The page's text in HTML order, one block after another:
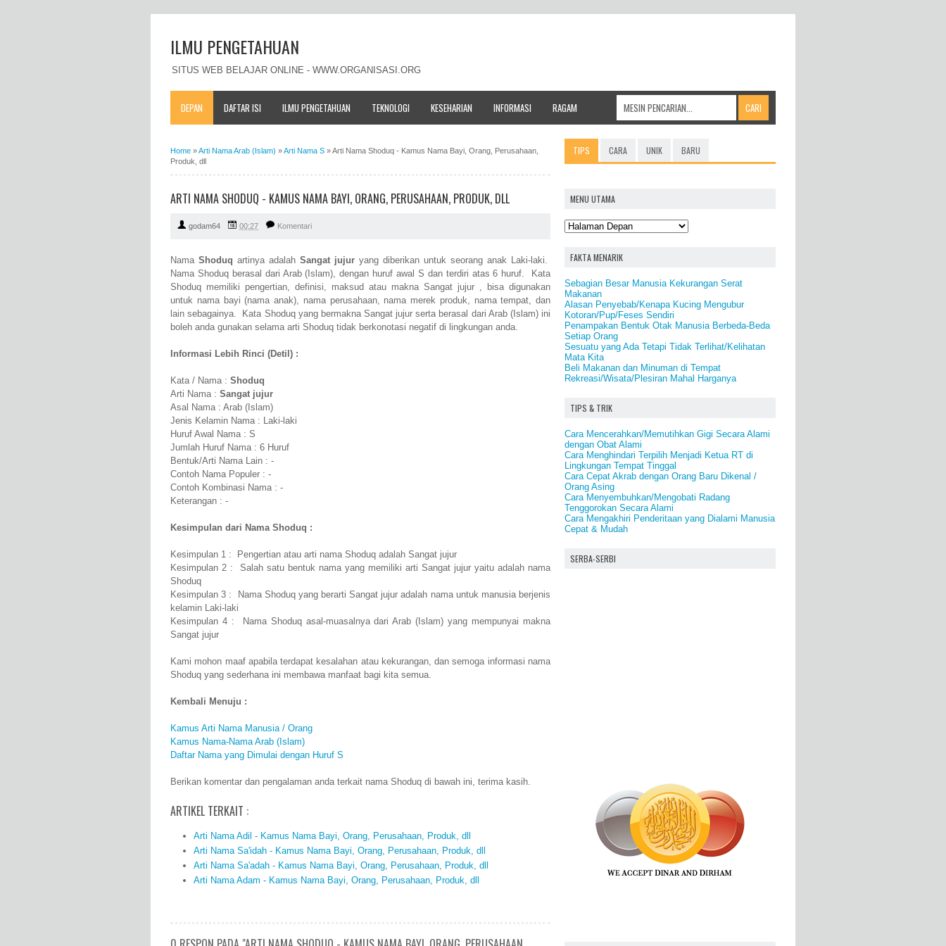
ILMU PENGETAHUAN
SITUS WEB BELAJAR ONLINE - WWW.ORGANISASI.ORG
DEPAN DAFTAR ISI ILMU PENGETAHUAN TEKNOLOGI KESEHARIAN INFORMASI RAGAM
Home »Arti Nama Arab (Islam) »Arti Nama S »Arti Nama Shoduq - Kamus Nama Bayi, Orang, Perusahaan,
Produk, dll
ARTI NAMA SHODUQ - KAMUS NAMA BAYI, ORANG, PERUSAHAAN, PRODUK, DLL
godam64 00:27 Komentari
Nama Shoduq artinya adalah Sangat jujur yang diberikan untuk seorang anak Laki-laki.
Nama Shoduq berasal dari Arab (Islam), dengan huruf awal S dan terdiri atas 6 huruf. Kata
Shoduq memiliki pengertian, definisi, maksud atau makna Sangat jujur , bisa digunakan
untuk nama bayi (nama anak), nama perusahaan, nama merek produk, nama tempat, dan
lain sebagainya. Kata Shoduq yang bermakna Sangat jujur serta berasal dari Arab (Islam) ini
boleh anda gunakan selama arti Shoduq tidak berkonotasi negatif di lingkungan anda.
Informasi Lebih Rinci (Detil) :
Kata / Nama : Shoduq
Arti Nama : Sangat jujur
Asal Nama : Arab (Islam)
Jenis Kelamin Nama : Laki-laki
Huruf Awal Nama : S
Jumlah Huruf Nama : 6 Huruf
Bentuk/Arti Nama Lain : -
Contoh Nama Populer : -
Contoh Kombinasi Nama : -
Keterangan : -
Kesimpulan dari Nama Shoduq :
Kesimpulan 1 : Pengertian atau arti nama Shoduq adalah Sangat jujur
Kesimpulan 2 : Salah satu bentuk nama yang memiliki arti Sangat jujur yaitu adalah nama
Shoduq
Kesimpulan 3 : Nama Shoduq yang berarti Sangat jujur adalah nama untuk manusia berjenis
kelamin Laki-laki
Kesimpulan 4 : Nama Shoduq asal-muasalnya dari Arab (Islam) yang mempunyai makna
Sangat jujur
Kami mohon maaf apabila terdapat kesalahan atau kekurangan, dan semoga informasi nama
Shoduq yang sederhana ini membawa manfaat bagi kita semua.
Kembali Menuju :
Kamus Arti Nama Manusia / Orang
Kamus Nama-Nama Arab (Islam)
Daftar Nama yang Dimulai dengan Huruf S
Berikan komentar dan pengalaman anda terkait nama Shoduq di bawah ini, terima kasih.
ARTIKEL TERKAIT :
Arti Nama Adil - Kamus Nama Bayi, Orang, Perusahaan, Produk, dll
Arti Nama Sa'idah - Kamus Nama Bayi, Orang, Perusahaan, Produk, dll
Arti Nama Sa'adah - Kamus Nama Bayi, Orang, Perusahaan, Produk, dll
Arti Nama Adam - Kamus Nama Bayi, Orang, Perusahaan, Produk, dll
TIPS CARA UNIK BARU
MENU UTAMA
FAKTA MENARIK
Sebagian Besar Manusia Kekurangan Serat
Makanan
Alasan Penyebab/Kenapa Kucing Mengubur
Kotoran/Pup/Feses Sendiri
Penampakan Bentuk Otak Manusia Berbeda-Beda
Setiap Orang
Sesuatu yang Ada Tetapi Tidak Terlihat/Kelihatan
Mata Kita
Beli Makanan dan Minuman di Tempat
Rekreasi/Wisata/Plesiran Mahal Harganya
TIPS & TRIK
Cara Mencerahkan/Memutihkan Gigi Secara Alami
dengan Obat Alami
Cara Menghindari Terpilih Menjadi Ketua RT di
Lingkungan Tempat Tinggal
Cara Cepat Akrab dengan Orang Baru Dikenal /
Orang Asing
Cara Menyembuhkan/Mengobati Radang
Tenggorokan Secara Alami
Cara Mengakhiri Penderitaan yang Dialami Manusia
Cepat & Mudah
SERBA-SERBI